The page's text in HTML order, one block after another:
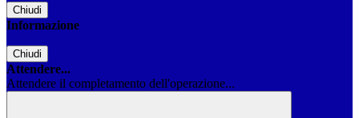
Chiudi
Informazione
Chiudi
Attendere...
Attendere il completamento dell'operazione...